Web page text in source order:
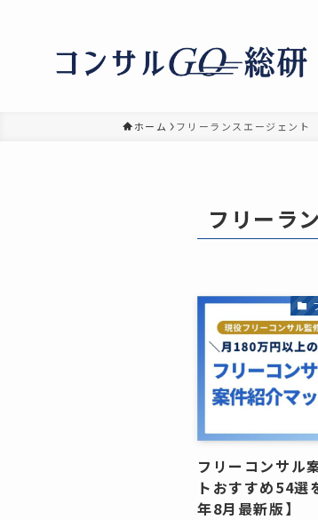
ホーム フリーランスエージェント
フリーラ
フリーコンサル
トおすすめ54選
年8月最新版】